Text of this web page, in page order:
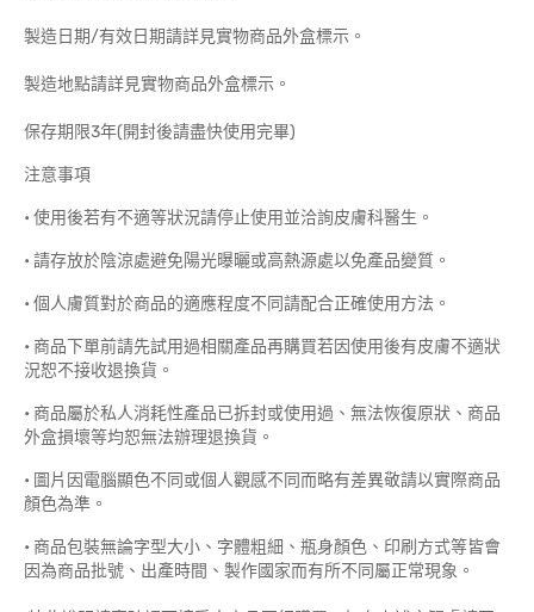
製造日期/有效日期請詳見實物商品外盒標示。
製造地點請詳見實物商品外盒標示。
保存期限3年(開封後請盡快使用完畢)
注意事項
• 使用後若有不適等狀況請停止使用並洽詢皮膚科醫生。
• 請存放於陰涼處避免陽光曝曬或高熱源處以免產品變質。
• 個人膚質對於商品的適應程度不同請配合正確使用方法。
• 商品下單前請先試用過相關產品再購買若因使用後有皮膚不適狀
況恕不接收退換貨。
• 商品屬於私人消耗性產品已拆封或使用過、無法恢復原狀、商品
外盒損壞等均恕無法辦理退換貨。
• 圖片因電腦顯色不同或個人觀感不同而略有差異敬請以實際商品
顏色為準。
• 商品包裝無論字型大小、字體粗細、瓶身顏色、印刷方式等皆會
因為商品批號、出產時間、製作國家而有所不同屬正常現象。